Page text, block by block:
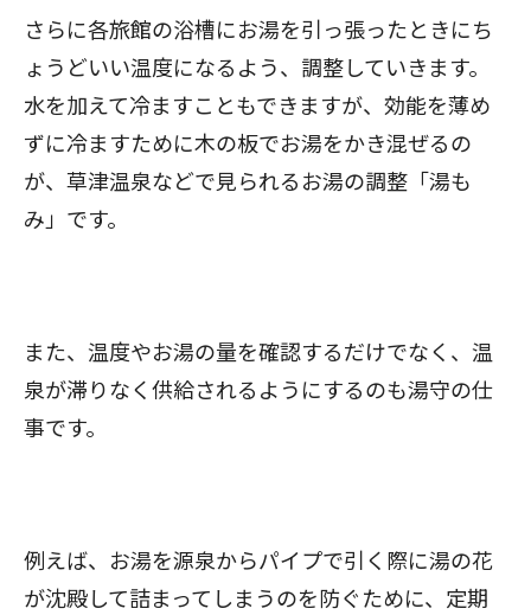
さらに各旅館の浴槽にお湯を引っ張ったときにち
ょうどいい温度になるよう、調整していきます。
水を加えて冷ますこともできますが、効能を薄め
ずに冷ますために木の板でお湯をかき混ぜるの
が、草津温泉などで見られるお湯の調整「湯も
み」です。
また、温度やお湯の量を確認するだけでなく、温
泉が滞りなく供給されるようにするのも湯守の仕
事です。
例えば、お湯を源泉からパイプで引く際に湯の花
が沈殿して詰まってしまうのを防ぐために、定期